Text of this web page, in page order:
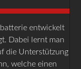
entwickelt
Dabei lernt man
die Unterstützung
welche einen